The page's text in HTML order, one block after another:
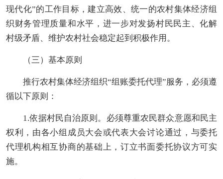
现代化”的工作目标，建立高效、统一的农村集体经济组
织财务管理质量和水平 ， 进一步对发扬村民民主、化解
村级矛盾、维护农村社会稳定起到积极作用。
（三）基本原则
推行农村集体经济组织“组账委托代理”服务， 必须遵
循以下原则：
1.依据村民自治原则。必须尊重农民群众意愿和民主
权利，由各小组 成员大会或代表大会讨论通过，与委托
代理机构相互协商的基础上，订立书面委托协议方可实
施。